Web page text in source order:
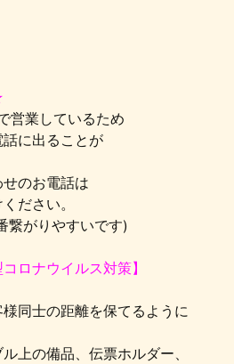
営業しているため
に出ることが
のお電話は
ださい。
繋がりやすいです)
ロナウイルス対策】
同士の距離を保てるように
上の備品、伝票ホルダー、